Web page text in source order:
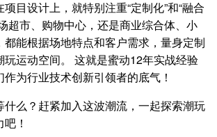
目设计上，就特别注重“定制化”和“融合
超市、购物中心，还是商业综合体、小
都能根据场地特点和客户需求，量身定制
玩运动空间。 这就是蜜动12年实战经验
为行业技术创新引领者的底气！
什么？赶紧加入这波潮流，一起探索潮玩
！